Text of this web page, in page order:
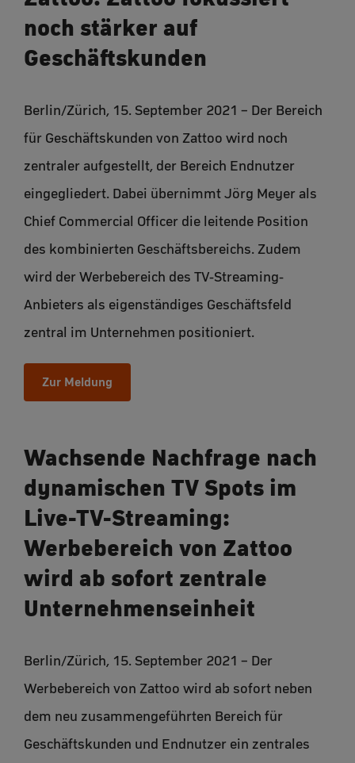
noch stärker auf
Geschäftskunden
Berlin/Zürich, 15. September 2021 – Der Bereich
für Geschäftskunden von Zattoo wird noch
zentraler aufgestellt, der Bereich Endnutzer
eingegliedert. Dabei übernimmt Jörg Meyer als
Chief Commercial Officer die leitende Position
des kombinierten Geschäftsbereichs. Zudem
wird der Werbebereich des TV-Streaming-
Anbieters als eigenständiges Geschäftsfeld
zentral im Unternehmen positioniert.
Zur Meldung
Wachsende Nachfrage nach
dynamischen TV Spots im
Live-TV-Streaming:
Werbebereich von Zattoo
wird ab sofort zentrale
Unternehmenseinheit
Berlin/Zürich, 15. September 2021 – Der
Werbebereich von Zattoo wird ab sofort neben
dem neu zusammengeführten Bereich für
Geschäftskunden und Endnutzer ein zentrales